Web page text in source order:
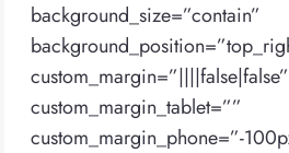
background_size=”contain”
custom_margin=”||||false|false”
custom_margin_tablet=””
custom_margin_phone=”-